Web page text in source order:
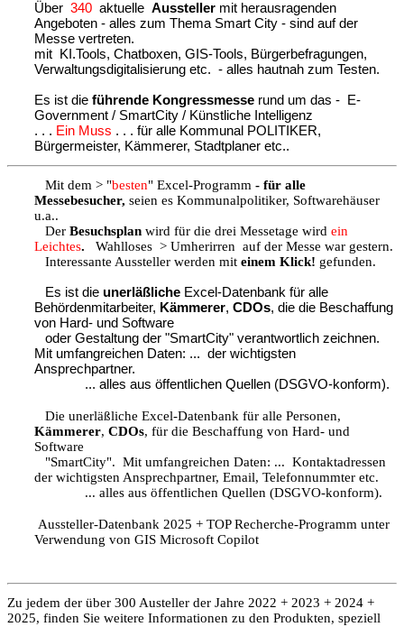
Über 340 aktuelle Aussteller mit herausragenden
Angeboten - alles zum Thema Smart City - sind auf der
Messe vertreten.
mit KI.Tools, Chatboxen, GIS-Tools, Bürgerbefragungen,
Verwaltungsdigitalisierung etc. - alles hautnah zum Testen.
Es ist die führende Kongressmesse rund um das - E-
Government / SmartCity / Künstliche Intelligenz
. . . Ein Muss . . . für alle Kommunal POLITIKER,
Bürgermeister, Kämmerer, Stadtplaner etc..
Mit dem > "besten" Excel-Programm - für alle
Messebesucher, seien es Kommunalpolitiker, Softwarehäuser
u.a..
Der Besuchsplan wird für die drei Messetage wird ein
Leichtes. Wahlloses > Umherirren auf der Messe war gestern.
Interessante Aussteller werden mit einem Klick! gefunden.
Es ist die unerläßliche Excel-Datenbank für alle
Behördenmitarbeiter, Kämmerer, CDOs, die die Beschaffung
von Hard- und Software
oder Gestaltung der "SmartCity" verantwortlich zeichnen.
Mit umfangreichen Daten: ... der wichtigsten
Ansprechpartner.
... alles aus öffentlichen Quellen (DSGVO-konform).
Die unerläßliche Excel-Datenbank für alle Personen,
Kämmerer, CDOs, für die Beschaffung von Hard- und
Software
"SmartCity". Mit umfangreichen Daten: ... Kontaktadressen
der wichtigsten Ansprechpartner, Email, Telefonnummter etc.
... alles aus öffentlichen Quellen (DSGVO-konform).
Aussteller-Datenbank 2025 + TOP Recherche-Programm unter
Verwendung von GIS Microsoft Copilot
Zu jedem der über 300 Austeller der Jahre 2022 + 2023 + 2024 +
2025, finden Sie weitere Informationen zu den Produkten, speziell